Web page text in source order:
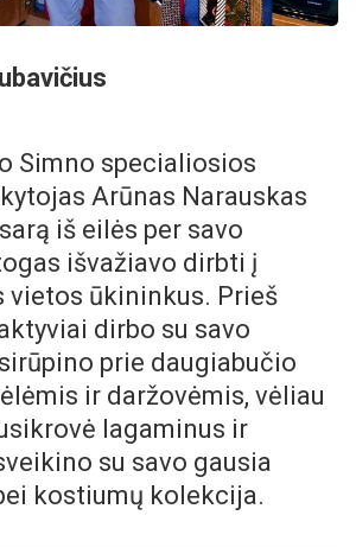
Simno specialiosios
Arūnas Narauskas
iš eilės per savo
išvažiavo dirbti į
vietos ūkininkus. Prieš
dirbo su savo
prie daugiabučio
ir daržovėmis, vėliau
lagaminus ir
su savo gausia
kostiumų kolekcija.